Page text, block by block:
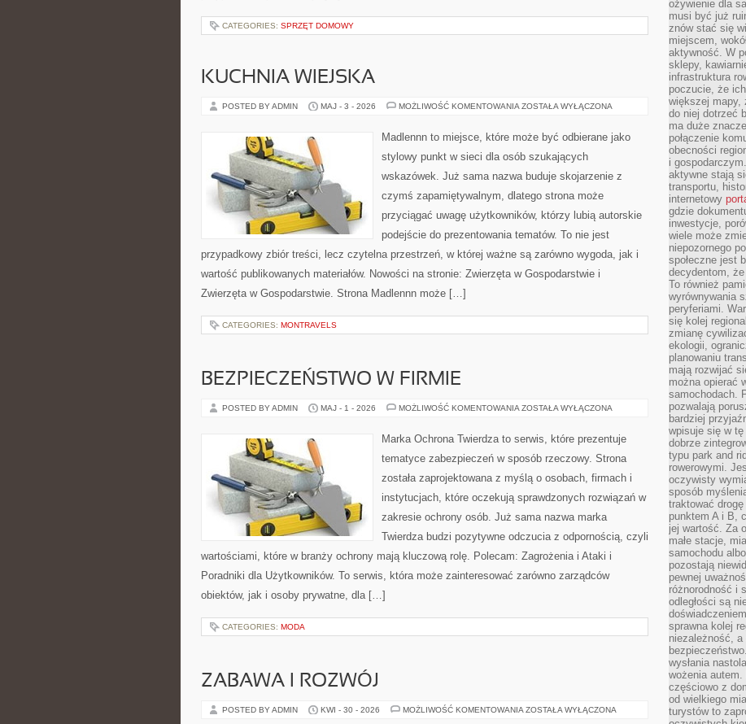
CATEGORIES: SPRZĘT DOMOWY
KUCHNIA WIEJSKA
POSTED BY ADMIN MAJ - 3 - 2026 MOŻLIWOŚĆ KOMENTOWANIA KUCHNIA
ZOSTAŁA WYŁĄCZONA
Madlennn to miejsce, które może być odbierane jako
stylowy punkt w sieci dla osób szukających
wskazówek. Już sama nazwa buduje skojarzenie z
czymś zapamiętywalnym, dlatego strona może
przyciągać uwagę użytkowników, którzy lubią autorskie
podejście do prezentowania tematów. To nie jest
przypadkowy zbiór treści, lecz czytelna przestrzeń, w której ważne są zarówno wygoda, jak i
wartość publikowanych materiałów. Nowości na stronie: Zwierzęta w Gospodarstwie i
Zwierzęta w Gospodarstwie. Strona Madlennn może […]
CATEGORIES: MONTRAVELS
BEZPIECZEŃSTWO W FIRMIE
POSTED BY ADMIN MAJ - 1 - 2026 MOŻLIWOŚĆ KOMENTOWANIA BEZPIECZEŃSTWO
ZOSTAŁA WYŁĄCZONA
Marka Ochrona Twierdza to serwis, które prezentuje
tematyce zabezpieczeń w sposób rzeczowy. Strona
została zaprojektowana z myślą o osobach, firmach i
instytucjach, które oczekują sprawdzonych rozwiązań w
zakresie ochrony osób. Już sama nazwa marka
Twierdza budzi pozytywne odczucia z odpornością, czyli
wartościami, które w branży ochrony mają kluczową rolę. Polecam: Zagrożenia i Ataki i
Poradniki dla Użytkowników. To serwis, która może zainteresować zarówno zarządców
obiektów, jak i osoby prywatne, dla […]
CATEGORIES: MODA
ZABAWA I ROZWÓJ
POSTED BY ADMIN KWI - 30 - 2026 MOŻLIWOŚĆ KOMENTOWANIA ZABAWA
ZOSTAŁA WYŁĄCZONA
ożywienie dla
musi być już
znów stać się
miejscem,
aktywność. W
sklepy,
infrastruktura
poczucie, że
większej mapy,
do niej dotrzeć
ma duże
połączenie
obecności
i
aktywne stają
transportu,
internetowy
gdzie
inwestycje,
wiele może
niepozornego
społeczne jest
decydentom,
To również
wyrównywania
peryferiami.
się kolej
zmianę
ekologii,
planowaniu
mają rozwijać
można opierać
samochodach.
pozwalają
bardziej
wpisuje się w
dobrze
typu park and
rowerowymi.
oczywisty
sposób
traktować
punktem A i B,
jej wartość. Za
małe stacje,
samochodu
pozostają
pewnej
różnorodność i
odległości są
sprawna kolej
niezależność,
wysłania
wożenia
częściowo z
od wielkiego
turystów to